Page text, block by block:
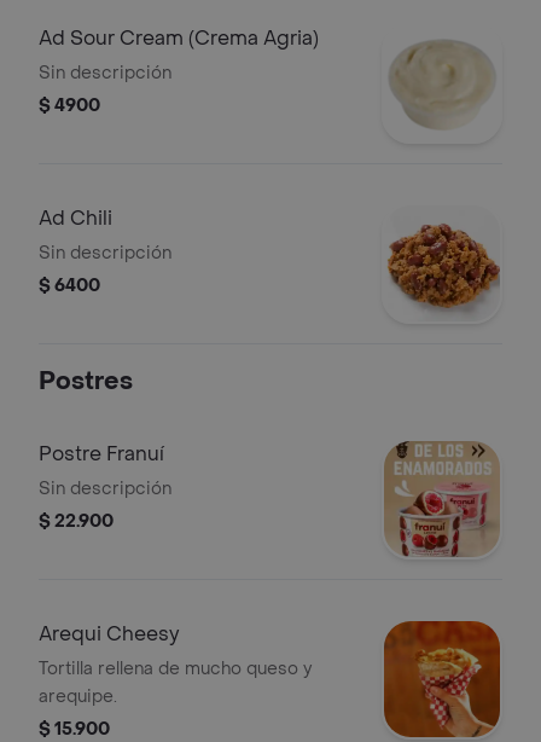
Ad Sour Cream (Crema Agria)
Sin descripción
$ 4900
Ad Chili
Sin descripción
$ 6400
Postres
Postre Franuí
Sin descripción
$ 22.900
Arequi Cheesy
Tortilla rellena de mucho queso y
arequipe.
$ 15.900